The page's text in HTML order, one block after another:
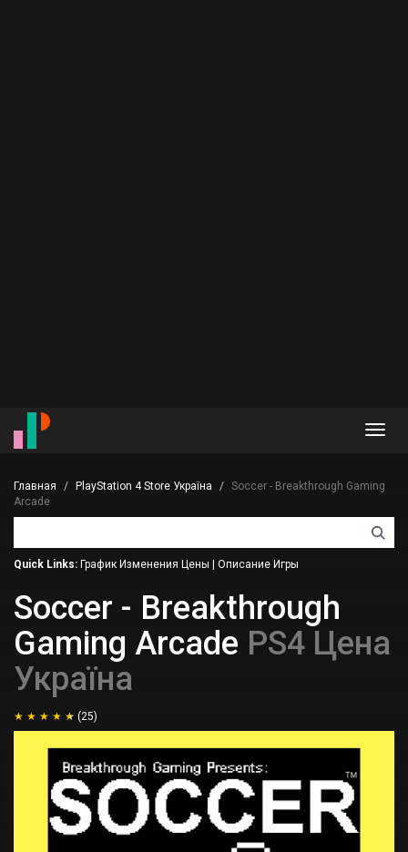
Главная PlayStation 4 Store Україна
Soccer - Breakthrough Gaming
Arcade
Quick Links: График Изменения Цены Описание Игры
Soccer - Breakthrough
Gaming Arcade PS4 Цена
Україна
(25)